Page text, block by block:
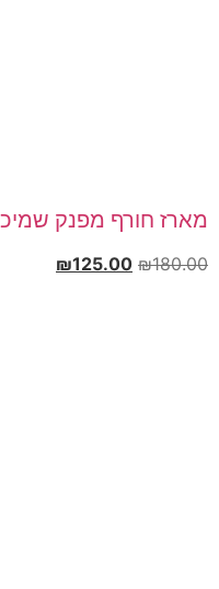
מארז חורף מפנק
₪180.00
₪125.00